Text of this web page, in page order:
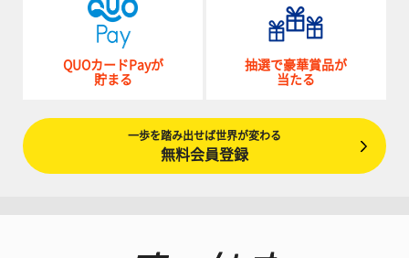
QUOカードPayが
貯まる
抽選で豪華賞品が
当たる
一歩を踏み出せば世界が変わる
無料会員登録